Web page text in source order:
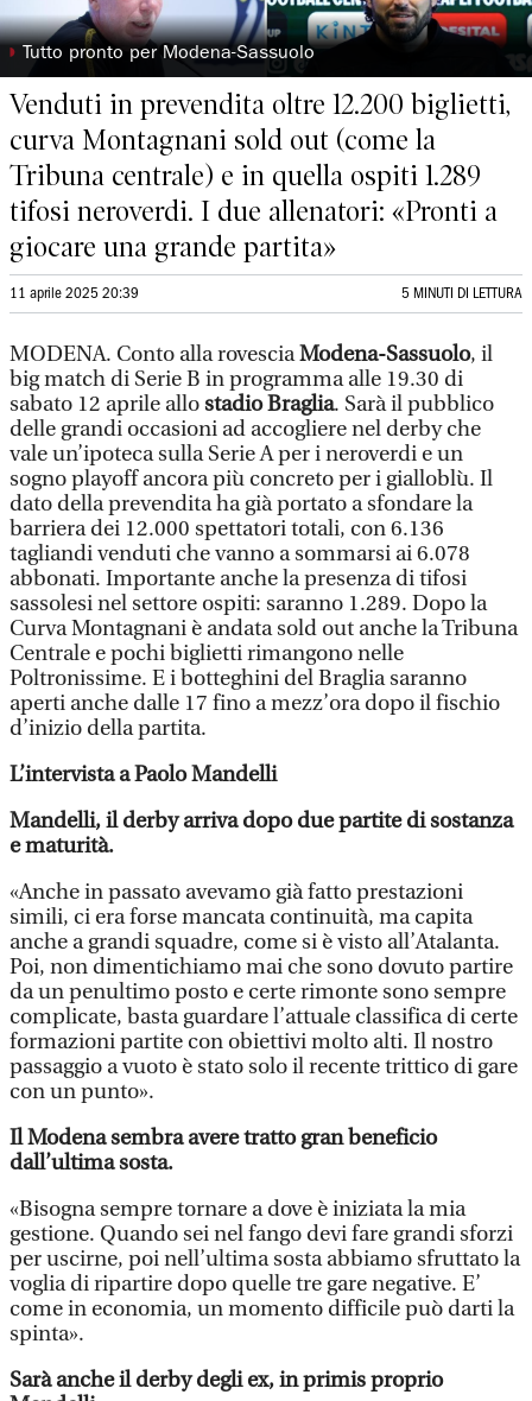
◗ Tutto pronto per Modena-Sassuolo
Venduti in prevendita oltre 12.200 biglietti,
curva Montagnani sold out (come la
Tribuna centrale) e in quella ospiti 1.289
tifosi neroverdi. I due allenatori: «Pronti a
giocare una grande partita»
11 aprile 2025 20:39 5 MINUTI DI LETTURA
MODENA. Conto alla rovesciaModena-Sassuolo, il
big match di Serie B in programma alle 19.30 di
sabato 12 aprile allostadio Braglia. Sarà il pubblico
delle grandi occasioni ad accogliere nel derby che
vale un’ipoteca sulla Serie A per i neroverdi e un
sogno playoff ancora più concreto per i gialloblù. Il
dato della prevendita ha già portato a sfondare la
barriera dei 12.000 spettatori totali, con 6.136
tagliandi venduti che vanno a sommarsi ai 6.078
abbonati. Importante anche la presenza di tifosi
sassolesi nel settore ospiti: saranno 1.289. Dopo la
Curva Montagnani è andata sold out anche la Tribuna
Centrale e pochi biglietti rimangono nelle
Poltronissime. E i botteghini del Braglia saranno
aperti anche dalle 17 fino a mezz’ora dopo il fischio
d’inizio della partita.
L’intervista a Paolo Mandelli
Mandelli, il derby arriva dopo due partite di sostanza
e maturità.
«Anche in passato avevamo già fatto prestazioni
simili, ci era forse mancata continuità, ma capita
anche a grandi squadre, come si è visto all’Atalanta.
Poi, non dimentichiamo mai che sono dovuto partire
da un penultimo posto e certe rimonte sono sempre
complicate, basta guardare l’attuale classifica di certe
formazioni partite con obiettivi molto alti. Il nostro
passaggio a vuoto è stato solo il recente trittico di gare
con un punto».
Il Modena sembra avere tratto gran beneficio
dall’ultima sosta.
«Bisogna sempre tornare a dove è iniziata la mia
gestione. Quando sei nel fango devi fare grandi sforzi
per uscirne, poi nell’ultima sosta abbiamo sfruttato la
voglia di ripartire dopo quelle tre gare negative. E’
come in economia, un momento difficile può darti la
spinta».
Sarà anche il derby degli ex, in primis proprio